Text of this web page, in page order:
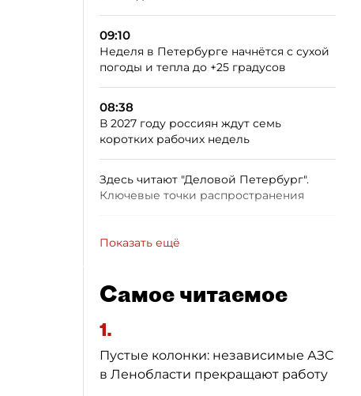
09:10
Неделя в Петербурге начнётся с сухой
погоды и тепла до +25 градусов
08:38
В 2027 году россиян ждут семь
коротких рабочих недель
Здесь читают "Деловой Петербург".
Ключевые точки распространения
Показать ещё
Самое читаемое
1.
Пустые колонки: независимые АЗС
в Ленобласти прекращают работу